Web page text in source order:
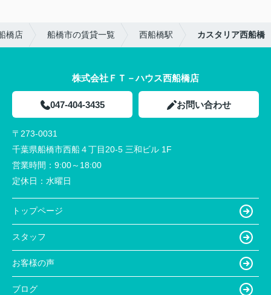
橋店 船橋市の賃貸一覧 西船橋駅 カスタリア西船橋
株式会社ＦＴ－ハウス西船橋店
047-404-3435 お問い合わせ
〒273-0031
千葉県船橋市西船４丁目20-5 三和ビル 1F
営業時間： 9:00～18:00
定休日： 水曜日
トップページ
スタッフ
お客様の声
ブログ